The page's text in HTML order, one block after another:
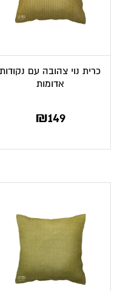
כרית נוי צהובה עם נקודות
אדומות
₪149